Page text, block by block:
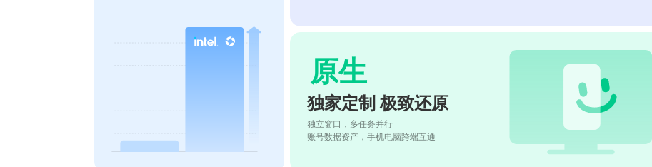
原生
独家定制 极致还原
独立窗口，多任务并行
账号数据资产，手机电脑跨端互通